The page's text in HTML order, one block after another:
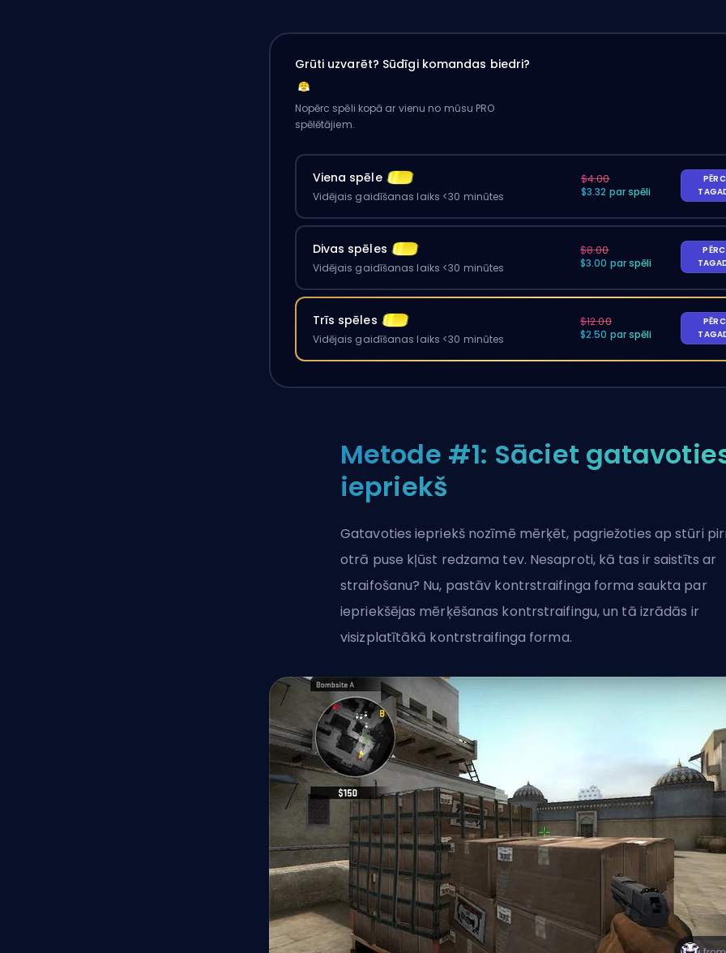
Grūti uzvarēt? Sūdīgi komandas biedri?
Nopērc spēli kopā ar vienu no mūsu PRO
spēlētājiem.
Viena spēle
Vidējais gaidīšanas laiks <30 minūtes
$4.00
$3.32 par spēli
PĒRC
Divas spēles
Vidējais gaidīšanas laiks <30 minūtes
$8.00
$3.00 par spēli
PĒRC
Trīs spēles
Vidējais gaidīšanas laiks <30 minūtes
$12.00
$2.50 par spēli
PĒRC
Metode #1: Sāciet
iepriekš
Gatavoties iepriekš nozīmē mērķēt, pagriežoties ap stūri
otrā puse kļūst redzama tev. Nesaproti, kā tas ir saistīts ar
straifošanu? Nu, pastāv kontrstraifinga forma saukta par
iepriekšējas mērķēšanas kontrstraifingu, un tā izrādās ir
visizplatītākā kontrstraifinga forma.